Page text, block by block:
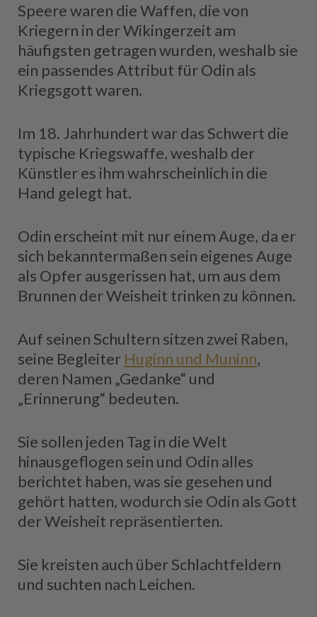
Speere waren die Waffen, die von
Kriegern in der Wikingerzeit am
häufigsten getragen wurden, weshalb sie
ein passendes Attribut für Odin als
Kriegsgott waren.
Im 18. Jahrhundert war das Schwert die
typische Kriegswaffe, weshalb der
Künstler es ihm wahrscheinlich in die
Hand gelegt hat.
Odin erscheint mit nur einem Auge, da er
sich bekanntermaßen sein eigenes Auge
als Opfer ausgerissen hat, um aus dem
Brunnen der Weisheit trinken zu können.
Auf seinen Schultern sitzen zwei Raben,
seine Begleiter Huginn und Muninn,
deren Namen „Gedanke“ und
„Erinnerung“ bedeuten.
Sie sollen jeden Tag in die Welt
hinausgeflogen sein und Odin alles
berichtet haben, was sie gesehen und
gehört hatten, wodurch sie Odin als Gott
der Weisheit repräsentierten.
Sie kreisten auch über Schlachtfeldern
und suchten nach Leichen.